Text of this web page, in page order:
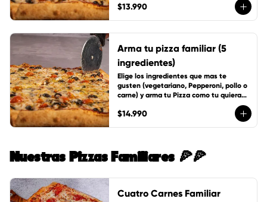
$13.990
Arma tu pizza familiar (5
ingredientes)
Elige los ingredientes que mas te
gusten (vegetariano, Pepperoni, pollo o
carne) y arma tu Pizza como tu quieras,
$14.990
Nuestras Pizzas Familiares 🍕🍕
Cuatro Carnes Familiar